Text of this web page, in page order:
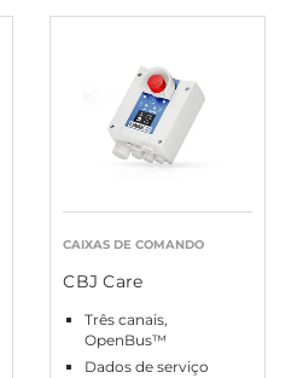
CAIXAS DE COMANDO
CBJ Care
Três canais,
OpenBus™
Dados de serviço